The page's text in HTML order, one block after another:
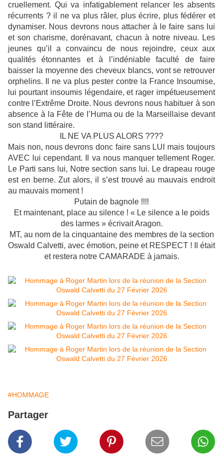
cruellement. Qui va infatigablement relancer les absents
récurrents ? il ne va plus râler, plus écrire, plus fédérer et
dynamiser. Nous devrons nous attacher à le faire sans lui
et son charisme, dorénavant, chacun à notre niveau. Les
jeunes qu’il a convaincu de nous rejoindre, ceux aux
qualités étonnantes et à l’indéniable faculté de faire
baisser la moyenne des cheveux blancs, vont se retrouver
orphelins. Il ne va plus pester contre la France Insoumise,
lui pourtant insoumis légendaire, et rager impétueusement
contre l’Extrême Droite. Nous devrons nous habituer à son
absence à la Fête de l’Huma ou de la Marseillaise devant
son stand littéraire.
IL NE VA PLUS ALORS ????
Mais non, nous devrons donc faire sans LUI mais toujours
AVEC lui cependant. Il va nous manquer tellement Roger.
Le Parti sans lui, Notre section sans lui. Le drapeau rouge
est en berne. Zut alors, il s’est trouvé au mauvais endroit
au mauvais moment !
Putain de bagnole !!!!
Et maintenant, place au silence ! « Le silence a le poids
des larmes » écrivait Aragon.
MT, au nom de la cinquantaine des membres de la section
Oswald Calvetti, avec émotion, peine et RESPECT ! Il était
et restera notre CAMARADE à jamais.
#HOMMAGE
Partager